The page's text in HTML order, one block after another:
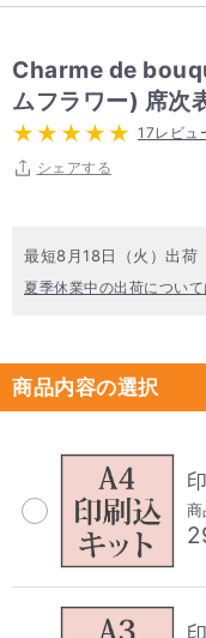
Charme de
ムフラワー) 席次
17レビュ
シェアする
最短8月18日（火）出荷
夏季休業中の出荷について
商品内容の選択